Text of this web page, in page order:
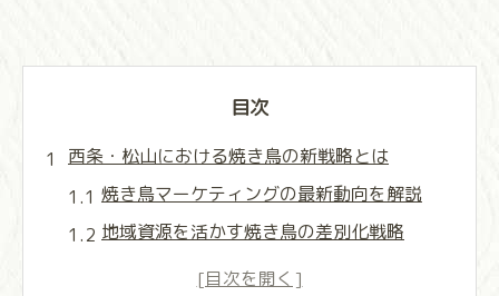
目次
西条・松山における焼き鳥の新戦略とは
焼き鳥マーケティングの最新動向を解説
地域資源を活かす焼き鳥の差別化戦略
焼き鳥専門店の新サービスが注目される理